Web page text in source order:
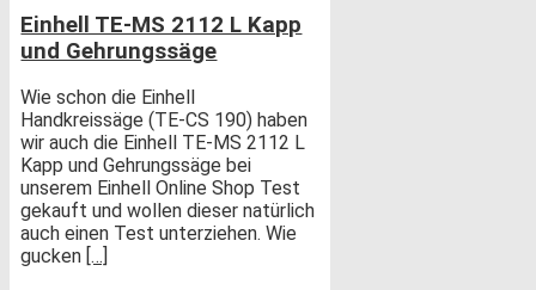
Einhell TE-MS 2112 L Kapp
und Gehrungssäge
Wie schon die Einhell
Handkreissäge (TE-CS 190) haben
wir auch die Einhell TE-MS 2112 L
Kapp und Gehrungssäge bei
unserem Einhell Online Shop Test
gekauft und wollen dieser natürlich
auch einen Test unterziehen. Wie
gucken […]